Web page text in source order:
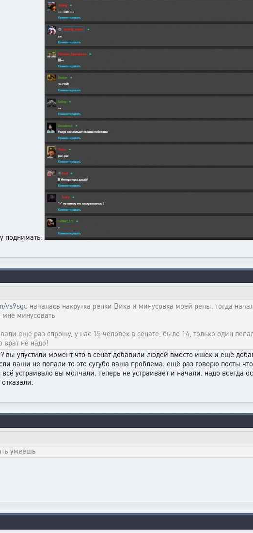
поднимать:
vs9sgu началась накрутка репки Вика и минусовка моей репы. тогда
мне минусовать
еще раз спрошу, у нас 15 человек в сенате, было 14, только один
врат не надо!
вы упустили момент что в сенат добавили людей вместо ишек и ещё
ваши не попали то это сугубо ваша проблема. ещё раз говорю посты
устраивало вы молчали. теперь не устраивает и начали. надо всегда
умеешь